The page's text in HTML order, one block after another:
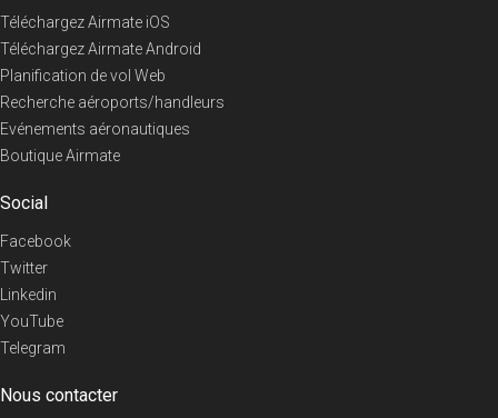
Téléchargez Airmate iOS
Téléchargez Airmate Android
Planification de vol Web
Recherche aéroports/handleurs
Evénements aéronautiques
Boutique Airmate
Social
Facebook
Twitter
Linkedin
YouTube
Telegram
Nous contacter